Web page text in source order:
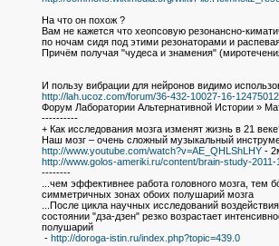
На что он похож ?
Вам не кажется что хеопсовую резонансно-
по ночам сидя под этими резонаторами и
Причём получая "чудеса и знамения"
И пользу вибрации для нейронов видимо
http://lah.ucoz.com/forum/36-432-10027-16-
Форум Лаборатории Альтернативной Истории »
----------
+ Как исследования мозга изменят жизнь в 21
Наш мозг – очень сложный музыкальный
http://www.youtube.com/watch?v=AE_QHLShLHY-
http://www.golos-ameriki.ru/content/brain-study-
--------
...чем эффективнее работа головного мозга, тем
симметричных зонах обоих полушарий мозга
...После цикла научных исследований
состоянии "дза-дзен" резко возрастает
полушарий
- http://doroga-istin.ru/index.php?topic=439.0